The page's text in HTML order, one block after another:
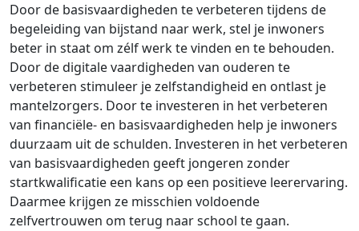
Door de basisvaardigheden te verbeteren tijdens de
begeleiding van bijstand naar werk, stel je inwoners
beter in staat om zélf werk te vinden en te behouden.
Door de digitale vaardigheden van ouderen te
verbeteren stimuleer je zelfstandigheid en ontlast je
mantelzorgers. Door te investeren in het verbeteren
van financiële- en basisvaardigheden help je inwoners
duurzaam uit de schulden. Investeren in het verbeteren
van basisvaardigheden geeft jongeren zonder
startkwalificatie een kans op een positieve leerervaring.
Daarmee krijgen ze misschien voldoende
zelfvertrouwen om terug naar school te gaan.